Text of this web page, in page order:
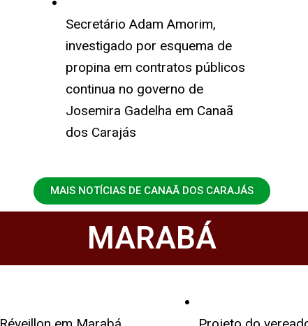
Secretário Adam Amorim,
investigado por esquema de
propina em contratos públicos
continua no governo de
Josemira Gadelha em Canaã
dos Carajás
MAIS NOTÍCIAS DE CANAÃ DOS CARAJÁS
MARABÁ